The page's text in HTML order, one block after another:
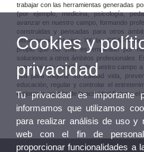
trabajar con las herramientas generadas
(por ejemplo, medicina, psicología,
avanzar en nuestro campo, formando
construidas y pensadas para otros
último tercio del siglo XX las CCAFD
propio que no sólo es empleado por
soluciones a otros ámbitos profesionales.
conocimiento científico de nuestro campo
sea para mejorar su calidad vida,
educación, regular y controlar el
mejorar la gestión de la actividad física y el
Cookies y
privacidad
Tu privacidad es importante
informamos que utilizamos
para realizar análisis de uso y
web con el fin de
proporcionar funcionalidades a